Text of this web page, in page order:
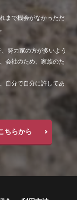
まで機会がなかっただ
努力家の方が多いよう
会社のため、家族のた
自分で自分に許してあ
ちらから